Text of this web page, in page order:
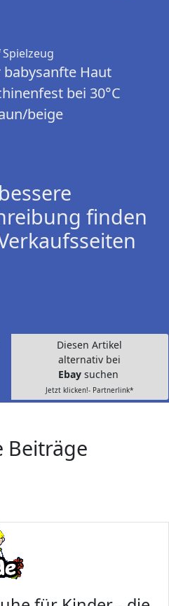
Spielzeug
babysanfte Haut
bei 30°C
beige
finden
Diesen Artikel
alternativ bei
Ebay suchen
Jetzt klicken!- Partnerlink*
Beiträge